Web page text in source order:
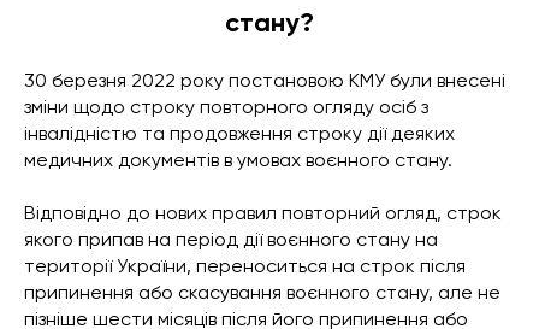
стану?
30 березня 2022 року постановою КМУ були внесені
зміни щодо строку повторного огляду осіб з
інвалідністю та продовження строку дії деяких
медичних документів в умовах воєнного стану.
Відповідно до нових правил повторний огляд, строк
якого припав на період дії воєнного стану на
території України, переноситься на строк після
припинення або скасування воєнного стану, але не
пізніше шести місяців після його припинення або